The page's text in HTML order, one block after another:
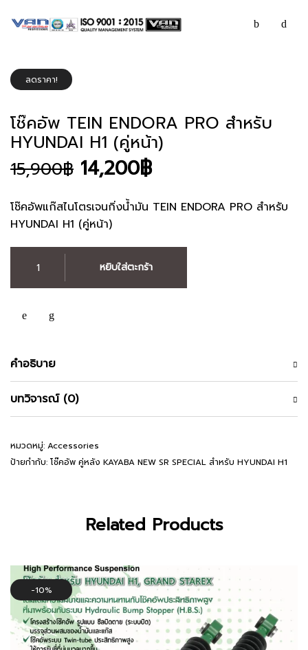
ลดราคา!
โช๊คอัพ TEIN ENDORA PRO สำหรับ
HYUNDAI H1 (คู่หน้า)
15,900฿ Original
price
was:
15,900฿.
14,200฿Current
is:
โช๊คอัพแก๊สไนโตรเจนกิ่งน้ำมัน TEIN ENDORA PRO สำหรับ
HYUNDAI H1 (คู่หน้า)
ENDORA
HYUNDAI
หน้า)
ชิ้น
หยิบใส่ตะกร้า
คำอธิบาย
บทวิจารณ์ (0)
หมวดหมู่: Accessories
ป้ายกำกับ: โช๊คอัพ คู่หลัง KAYABA NEW SR SPECIAL สำหรับ HYUNDAI H1
Related Products
10%